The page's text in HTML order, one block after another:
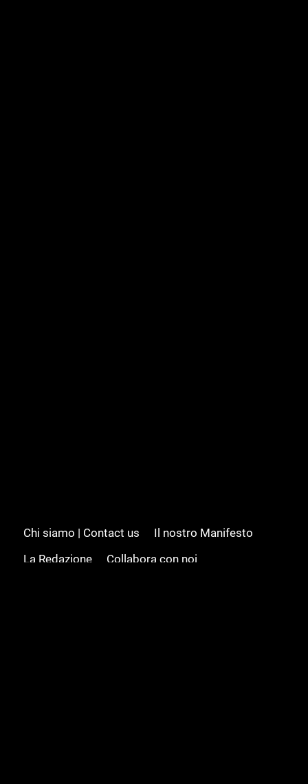
Chi siamo | Contact us
Il nostro Manifesto
La Redazione
Collabora con noi